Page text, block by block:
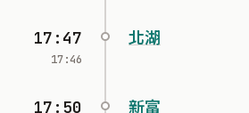
17:47
17:46
北湖
17:50 新富